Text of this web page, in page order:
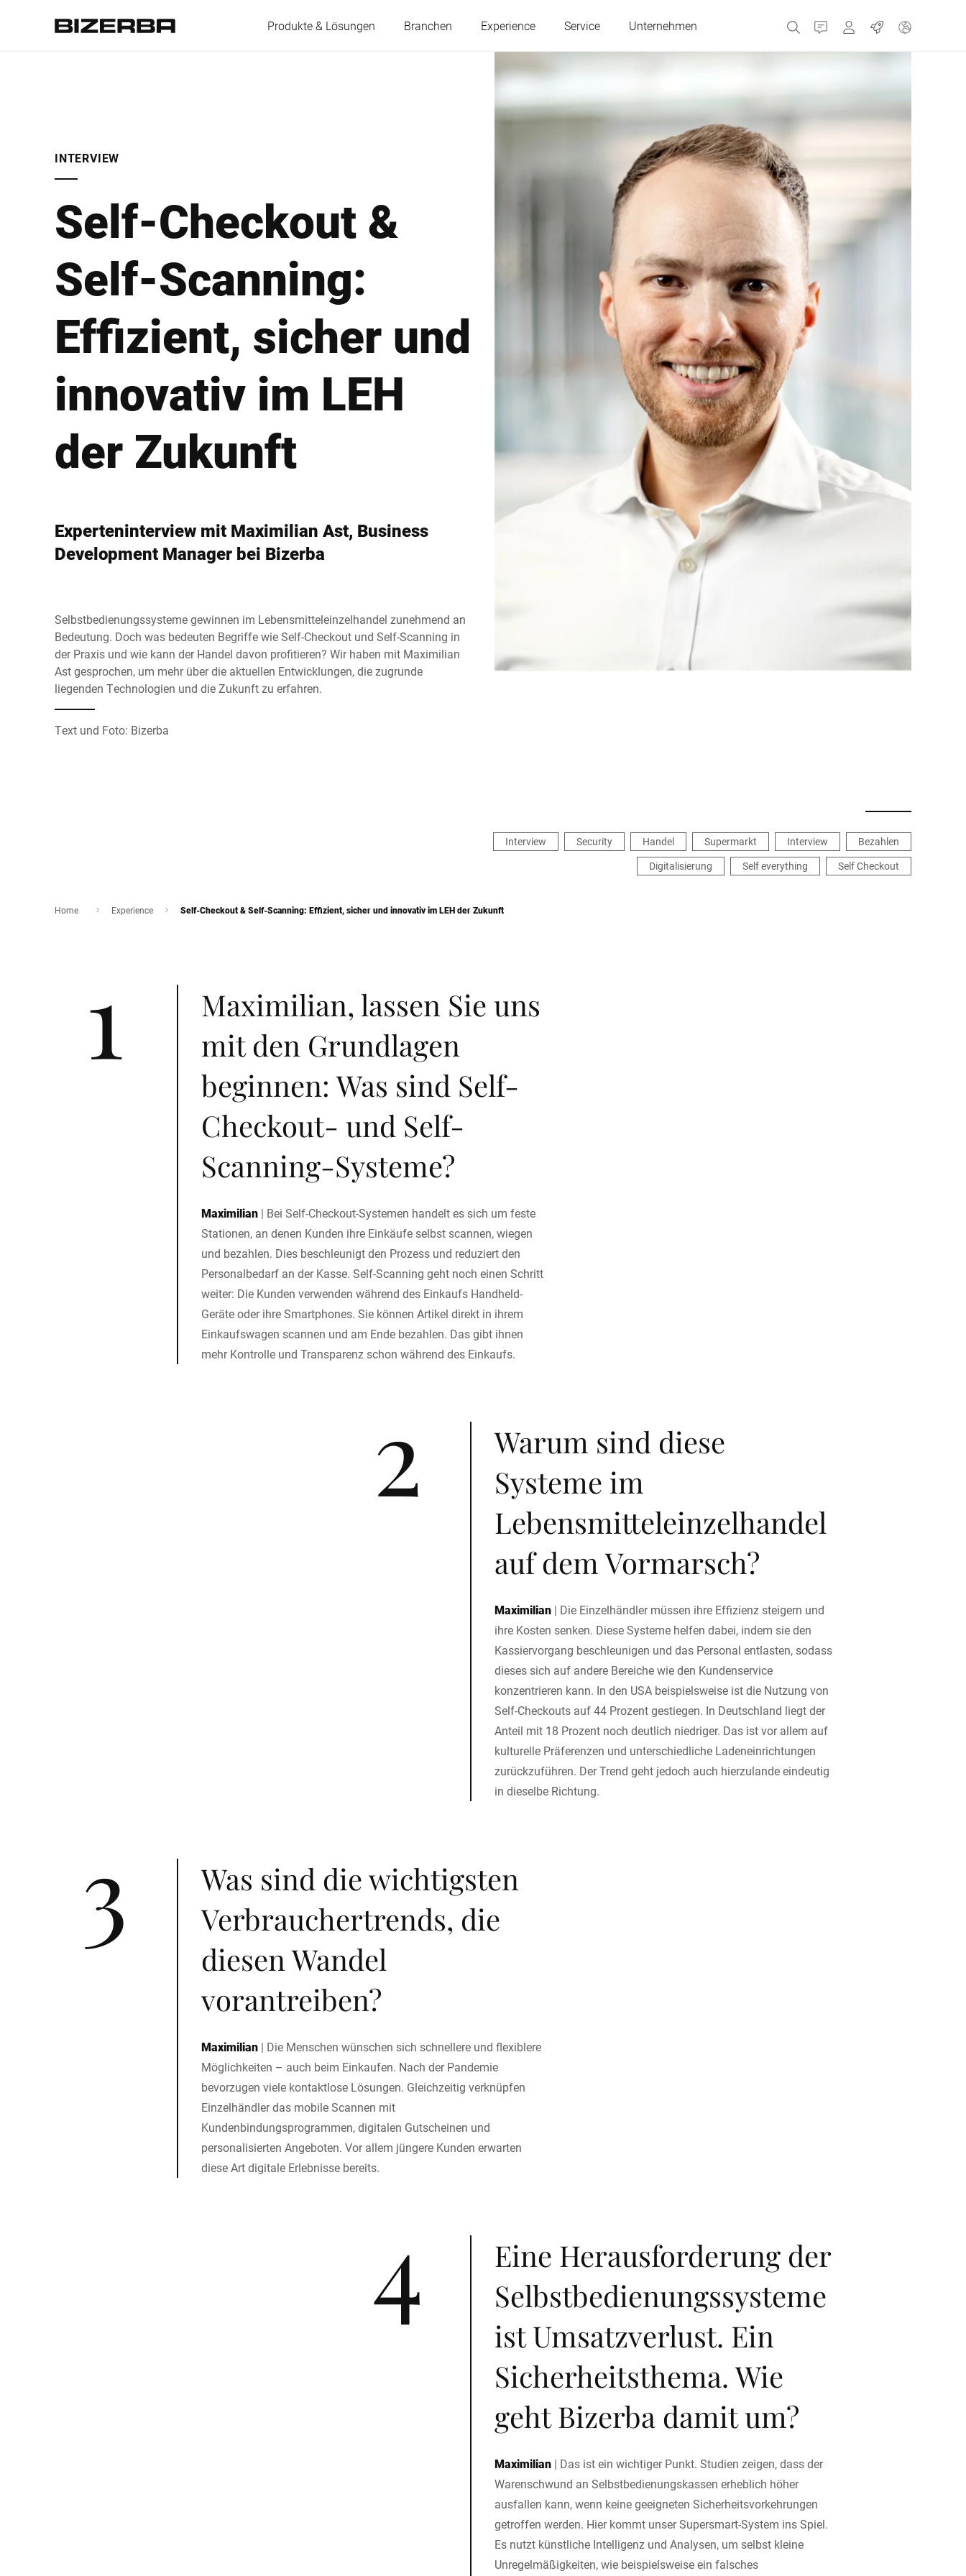
Produkte & Lösungen Branchen Experience Service Unternehmen Kontakt MyBizerba
Jobs
Griechenland
Ungarn Niederlande
Serbien Slowakei Spanien
Schweiz Ukraine
Vereinigtes Königreich
Amerika
Asien
Australien
Afrika
Globale Website
INTERVIEW
Self-Checkout &
Self-Scanning:
Effizient, sicher und
innovativ im LEH
der Zukunft
Experteninterview mit Maximilian Ast, Business
Development Manager bei Bizerba
Selbstbedienungssysteme gewinnen im Lebensmitteleinzelhandel zunehmend an
Bedeutung. Doch was bedeuten Begriffe wie Self-Checkout und Self-Scanning in
der Praxis und wie kann der Handel davon profitieren? Wir haben mit Maximilian
Ast gesprochen, um mehr über die aktuellen Entwicklungen, die zugrunde
liegenden Technologien und die Zukunft zu erfahren.
Text und Foto: Bizerba
Interview Security Handel Supermarkt Interview
Bezahlen
Digitalisierung
Self everything Self Checkout
Home Experience Self-Checkout & Self-Scanning: Effizient, sicher und innovativ im LEH der Zukunft
1
Maximilian, lassen Sie uns
mit den Grundlagen
beginnen: Was sind Self-
Checkout- und Self-
Scanning-Systeme?
Maximilian | Bei Self-Checkout-Systemen handelt es sich um feste
Stationen, an denen Kunden ihre Einkäufe selbst scannen, wiegen
und bezahlen. Dies beschleunigt den Prozess und reduziert den
Personalbedarf an der Kasse. Self-Scanning geht noch einen Schritt
weiter: Die Kunden verwenden während des Einkaufs Handheld-
Geräte oder ihre Smartphones. Sie können Artikel direkt in ihrem
Einkaufswagen scannen und am Ende bezahlen. Das gibt ihnen
mehr Kontrolle und Transparenz schon während des Einkaufs.
2
Warum sind diese
Systeme im
Lebensmitteleinzelhandel
auf dem Vormarsch?
Maximilian | Die Einzelhändler müssen ihre Effizienz steigern und
ihre Kosten senken. Diese Systeme helfen dabei, indem sie den
Kassiervorgang beschleunigen und das Personal entlasten, sodass
dieses sich auf andere Bereiche wie den Kundenservice
konzentrieren kann. In den USA beispielsweise ist die Nutzung von
Self-Checkouts auf 44 Prozent gestiegen. In Deutschland liegt der
Anteil mit 18 Prozent noch deutlich niedriger. Das ist vor allem auf
kulturelle Präferenzen und unterschiedliche Ladeneinrichtungen
zurückzuführen. Der Trend geht jedoch auch hierzulande eindeutig
in dieselbe Richtung.
3
Was sind die wichtigsten
Verbrauchertrends, die
diesen Wandel
vorantreiben?
Maximilian | Die Menschen wünschen sich schnellere und flexiblere
Möglichkeiten – auch beim Einkaufen. Nach der Pandemie
bevorzugen viele kontaktlose Lösungen. Gleichzeitig verknüpfen
Einzelhändler das mobile Scannen mit
Kundenbindungsprogrammen, digitalen Gutscheinen und
personalisierten Angeboten. Vor allem jüngere Kunden erwarten
diese Art digitale Erlebnisse bereits.
4
Eine Herausforderung der
Selbstbedienungssysteme
ist Umsatzverlust. Ein
Sicherheitsthema. Wie
geht Bizerba damit um?
Maximilian | Das ist ein wichtiger Punkt. Studien zeigen, dass der
Warenschwund an Selbstbedienungskassen erheblich höher
ausfallen kann, wenn keine geeigneten Sicherheitsvorkehrungen
getroffen werden. Hier kommt unser Supersmart-System ins Spiel.
Es nutzt künstliche Intelligenz und Analysen, um selbst kleine
Unregelmäßigkeiten, wie beispielsweise ein falsches